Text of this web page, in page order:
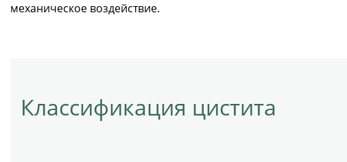
механическое воздействие.
Классификация цистита